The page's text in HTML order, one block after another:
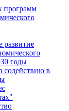
программ
развитие
годы
содействию в